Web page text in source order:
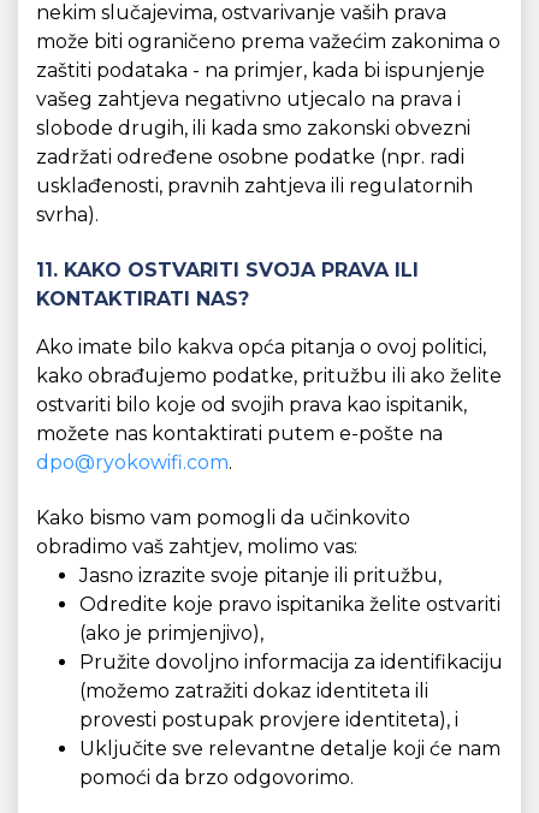
nekim slučajevima, ostvarivanje vaših prava
može biti ograničeno prema važećim zakonima o
zaštiti podataka - na primjer, kada bi ispunjenje
vašeg zahtjeva negativno utjecalo na prava i
slobode drugih, ili kada smo zakonski obvezni
zadržati određene osobne podatke (npr. radi
usklađenosti, pravnih zahtjeva ili regulatornih
svrha).
11. KAKO OSTVARITI SVOJA PRAVA ILI
KONTAKTIRATI NAS?
Ako imate bilo kakva opća pitanja o ovoj politici,
kako obrađujemo podatke, pritužbu ili ako želite
ostvariti bilo koje od svojih prava kao ispitanik,
možete nas kontaktirati putem e-pošte na
dpo@ryokowifi.com.
Kako bismo vam pomogli da učinkovito
obradimo vaš zahtjev, molimo vas:
Jasno izrazite svoje pitanje ili pritužbu,
Odredite koje pravo ispitanika želite ostvariti
(ako je primjenjivo),
Pružite dovoljno informacija za identifikaciju
(možemo zatražiti dokaz identiteta ili
provesti postupak provjere identiteta), i
Uključite sve relevantne detalje koji će nam
pomoći da brzo odgovorimo.